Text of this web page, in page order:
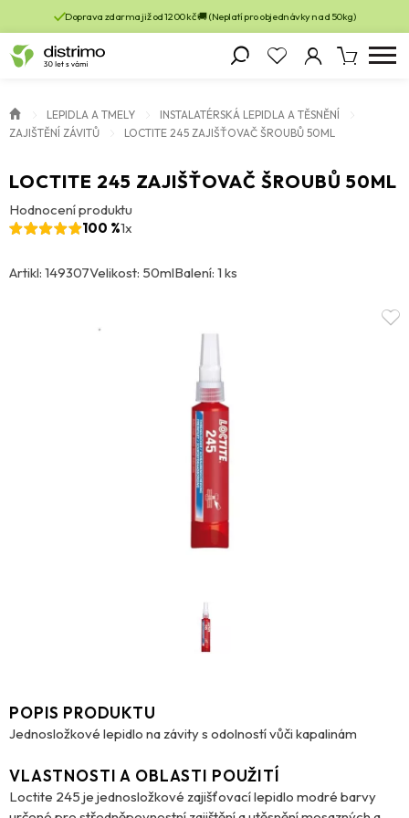
Doprava zdarma již od 1200 kč 🚚 (Neplatí pro objednávky nad 50kg)
LEPIDLA A TMELY
INSTALATÉRSKÁ LEPIDLA A TĚSNĚNÍ
ZAJIŠTĚNÍ ZÁVITŮ
LOCTITE 245 ZAJIŠŤOVAČ ŠROUBŮ 50ML
LOCTITE 245 ZAJIŠŤOVAČ ŠROUBŮ 50ML
Hodnocení produktu
100 %1x
Artikl: 149307Velikost: 50mlBalení: 1 ks
POPIS PRODUKTU
Jednosložkové lepidlo na závity s odolností vůči kapalinám
VLASTNOSTI A OBLASTI POUŽITÍ
Loctite 245 je jednosložkové zajišťovací lepidlo modré barvy